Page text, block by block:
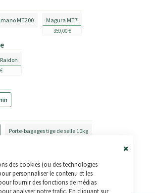
des cookies (ou des technologies
personnaliser le contenu et les
fournir des fonctions de médias
analyser notre trafic. En cliquant sur
MT200 Magura MT7
359,00 €
Porte-bagages tige de selle 10kg
au panier